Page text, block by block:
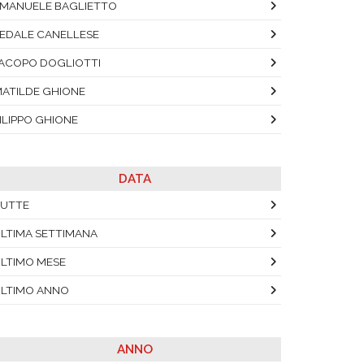
BAGLIETTO
CANELLESE
DOGLIOTTI
GHIONE
GHIONE
DATA
SETTIMANA
MESE
ANNO
ANNO